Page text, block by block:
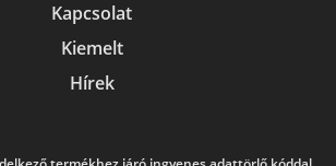
Kapcsolat
Kiemelt
Hírek